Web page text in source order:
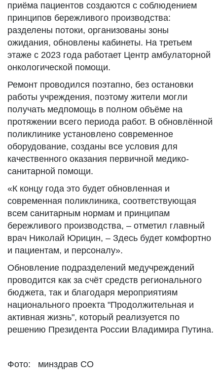
приёма пациентов создаются с соблюдением
принципов бережливого производства:
разделены потоки, организованы зоны
ожидания, обновлены кабинеты. На третьем
этаже с 2023 года работает Центр амбулаторной
онкологической помощи.
Ремонт проводился поэтапно, без остановки
работы учреждения, поэтому жители могли
получать медпомощь в полном объёме на
протяжении всего периода работ. В обновлённой
поликлинике установлено современное
оборудование, созданы все условия для
качественного оказания первичной медико-
санитарной помощи.
«К концу года это будет обновленная и
современная поликлиника, соответствующая
всем санитарным нормам и принципам
бережливого производства, – отметил главный
врач Николай Юрицин, – Здесь будет комфортно
и пациентам, и персоналу».
Обновление подразделений медучреждений
проводится как за счёт средств регионального
бюджета, так и благодаря мероприятиям
национального проекта "Продолжительная и
активная жизнь", который реализуется по
решению Президента России Владимира Путина.
Фото: минздрав СО